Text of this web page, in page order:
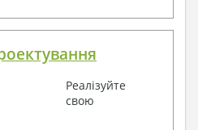
Реалізуйте
свою